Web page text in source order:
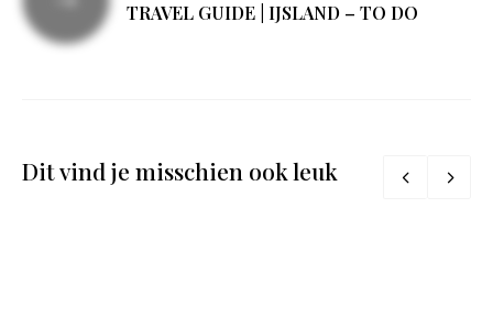
TRAVEL GUIDE | IJSLAND – TO DO
Dit vind je misschien ook leuk